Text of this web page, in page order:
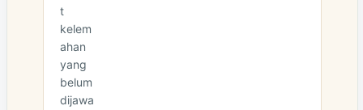
t
kelem
ahan
yang
belum
dijawa